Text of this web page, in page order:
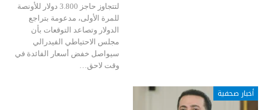
لتتجاوز حاجز 3.800 دولار للأونصة
للمرة الأولى، مدعومة بتراجع
الدولار وتصاعد التوقعات بأن
مجلس الاحتياطي الفيدرالي
سيواصل خفض أسعار الفائدة في
وقت لاحق…
أخبار صحفية